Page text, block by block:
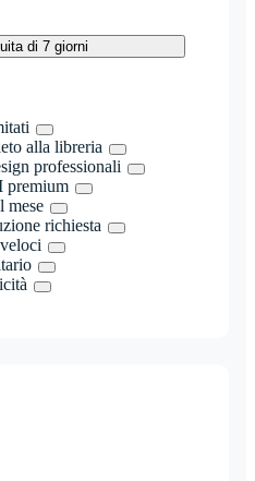
di 7 giorni
alla libreria
professionali
premium
mese
richiesta